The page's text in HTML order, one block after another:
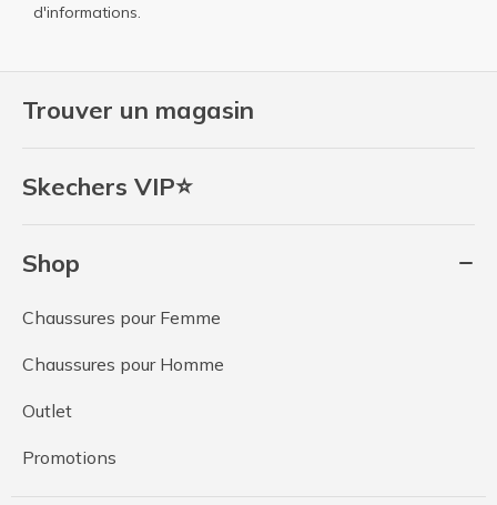
Trouver un magasin
Skechers VIP⭐
Shop
Chaussures pour Femme
Chaussures pour Homme
Outlet
Promotions
d'informations.